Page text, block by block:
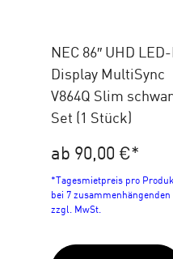
NEC 86″ UHD
Display MultiSync
V864Q Slim
Set (1 Stück)
ab 90,00 €*
*Tagesmietpreis pro
bei 7 zusammenhängenden
zzgl. MwSt.